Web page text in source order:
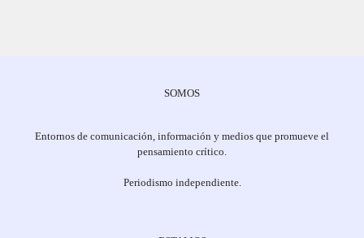
SOMOS
Entornos de comunicación, información y medios que promueve el
pensamiento crítico.
Periodismo independiente.